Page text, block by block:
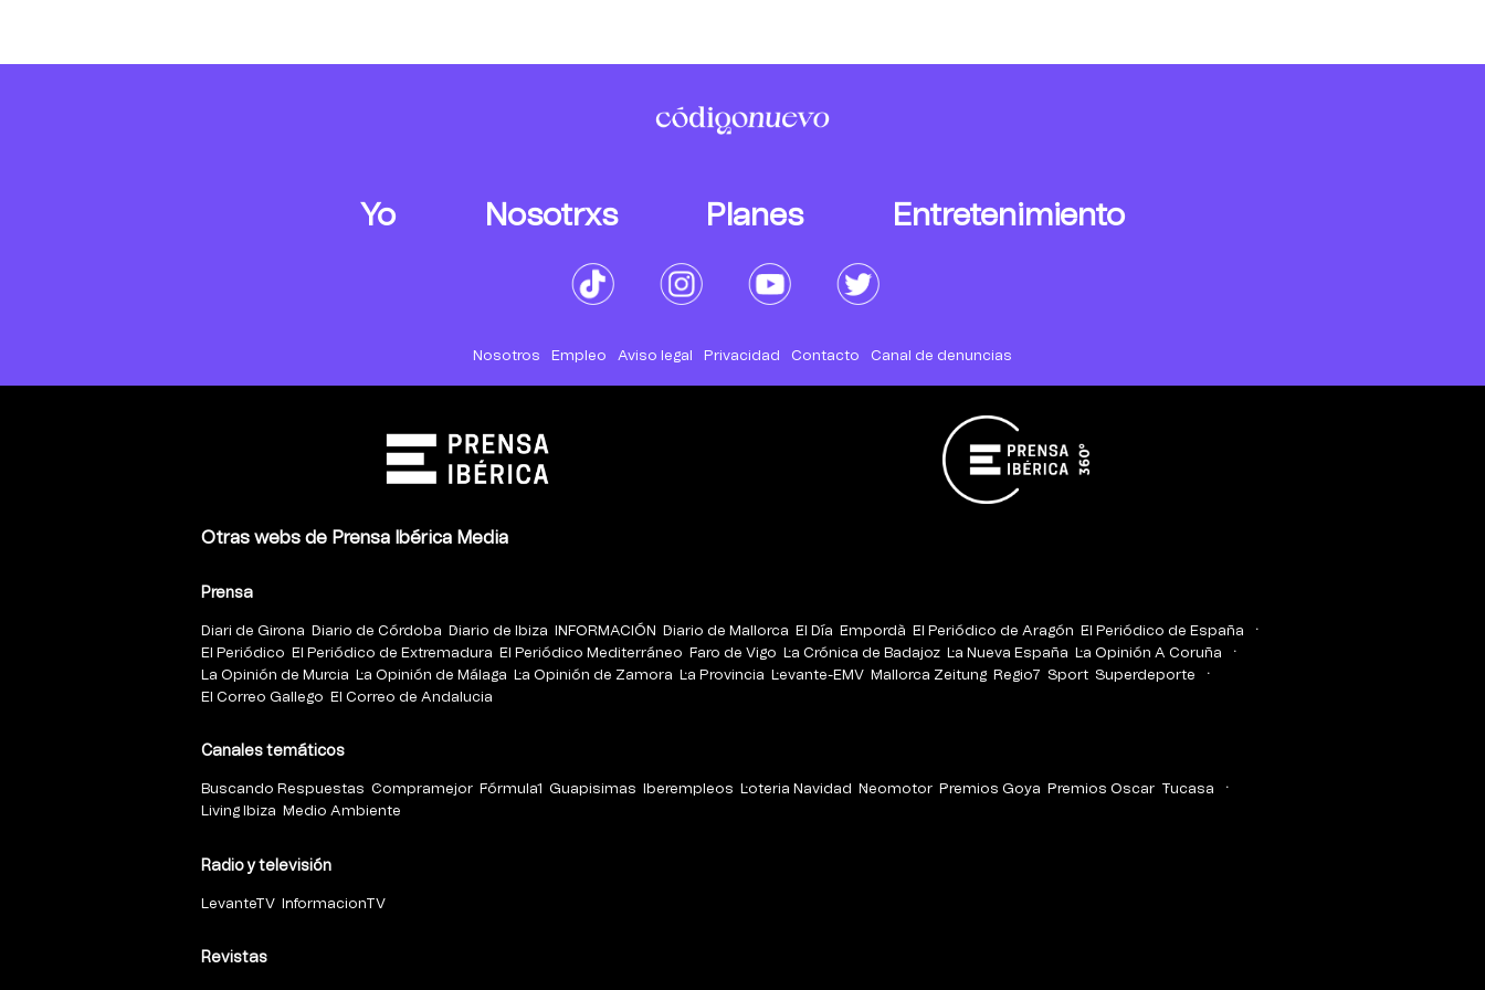
Yo Nosotrxs Planes Entretenimiento
Nosotros Empleo Aviso legal Privacidad Contacto Canal de denuncias
Otras webs de Prensa Ibérica Media
Prensa
Diari de Girona Diario de Córdoba Diario de Ibiza INFORMACIÓN Diario de Mallorca El Día Empordà El Periódico de Aragón
El Periódico de España
El Periódico
El Periódico de Extremadura El Periódico Mediterráneo Faro de Vigo La Crónica de Badajoz La Nueva España
La Opinión A Coruña
La Opinión de Murcia
La Opinión de Málaga La Opinión de Zamora La Provincia Levante-EMV Mallorca Zeitung Regio7 Sport Superdeporte
El Correo Gallego
El Correo de Andalucia
Canales temáticos
Buscando Respuestas Compramejor Fórmula1 Guapisimas Iberempleos Loteria Navidad Neomotor Premios Goya Premios Oscar
Tucasa
Living Ibiza
Medio Ambiente
Radio y televisión
LevanteTV InformacionTV
Revistas